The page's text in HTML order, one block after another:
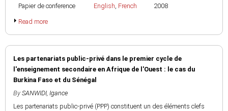
Papier de conference
English, French
2008
Read more
Les partenariats public-privé dans le premier cycle de
l'enseignement secondaire en Afrique de l'Ouest : le cas du
Burkina Faso et du Sénégal
By SANWIDI, Igance
Les partenariats public-privé (PPP) constituent un des éléments clefs